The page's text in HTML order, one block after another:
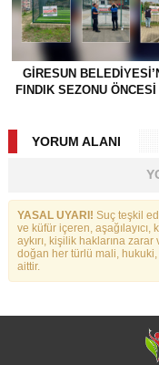
GİRESUN
FINDIK SEZONU ÖNCESİ
YORUM ALANI
YASAL UYARI! Suç teşkil
ve küfür içeren,
aykırı, kişilik haklarına
doğan her türlü mali,
aittir.